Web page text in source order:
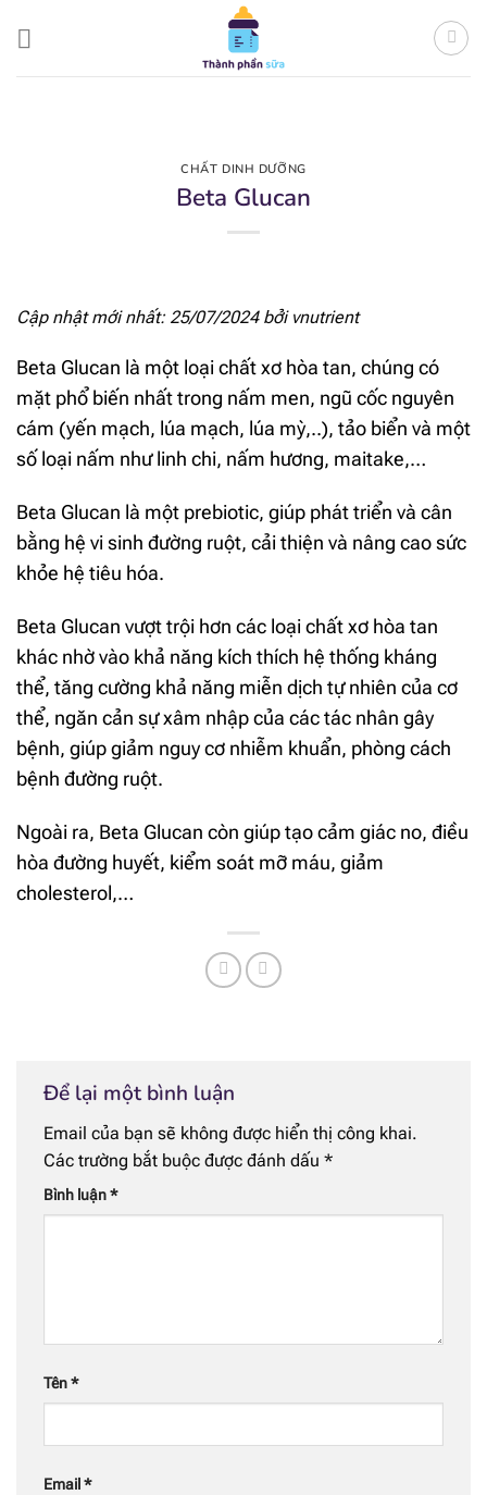
CHẤT DINH DƯỠNG
Beta Glucan
Cập nhật mới nhất: 25/07/2024 bởi vnutrient
Beta Glucan là một loại chất xơ hòa tan, chúng có
mặt phổ biến nhất trong nấm men, ngũ cốc nguyên
cám (yến mạch, lúa mạch, lúa mỳ,..), tảo biển và một
số loại nấm như linh chi, nấm hương, maitake,…
Beta Glucan là một prebiotic, giúp phát triển và cân
bằng hệ vi sinh đường ruột, cải thiện và nâng cao sức
khỏe hệ tiêu hóa.
Beta Glucan vượt trội hơn các loại chất xơ hòa tan
khác nhờ vào khả năng kích thích hệ thống kháng
thể, tăng cường khả năng miễn dịch tự nhiên của cơ
thể, ngăn cản sự xâm nhập của các tác nhân gây
bệnh, giúp giảm nguy cơ nhiễm khuẩn, phòng cách
bệnh đường ruột.
Ngoài ra, Beta Glucan còn giúp tạo cảm giác no, điều
hòa đường huyết, kiểm soát mỡ máu, giảm
cholesterol,…
Để lại một bình luận
Email của bạn sẽ không được hiển thị công khai.
Các trường bắt buộc được đánh dấu *
Bình luận*
Tên*
Email *